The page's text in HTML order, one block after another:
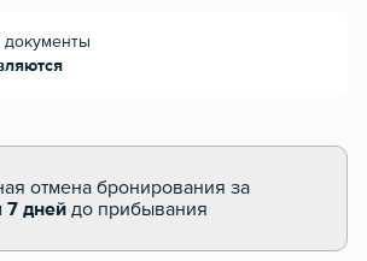
отмена бронирования за
7 дней до прибывания